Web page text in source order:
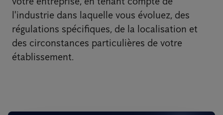
l'industrie dans laquelle vous évoluez, des
régulations spécifiques, de la localisation et
des circonstances particulières de votre
établissement.